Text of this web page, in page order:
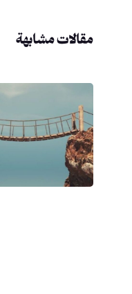
مقالات مشابهة